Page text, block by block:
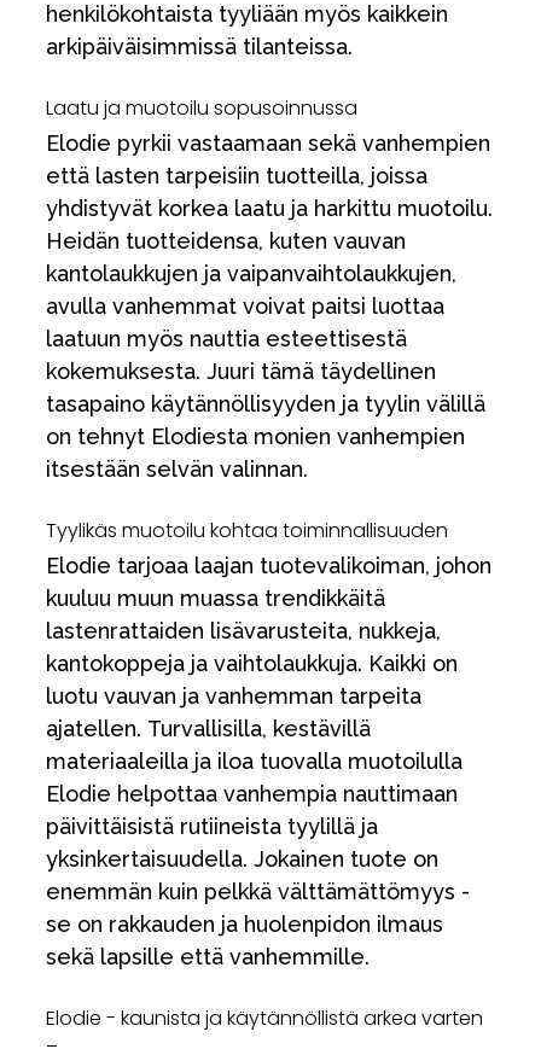
henkilökohtaista tyyliään myös kaikkein
arkipäiväisimmissä tilanteissa.
Laatu ja muotoilu sopusoinnussa
Elodie pyrkii vastaamaan sekä vanhempien
että lasten tarpeisiin tuotteilla, joissa
yhdistyvät korkea laatu ja harkittu muotoilu.
Heidän tuotteidensa, kuten vauvan
kantolaukkujen ja vaipanvaihtolaukkujen,
avulla vanhemmat voivat paitsi luottaa
laatuun myös nauttia esteettisestä
kokemuksesta. Juuri tämä täydellinen
tasapaino käytännöllisyyden ja tyylin välillä
on tehnyt Elodiesta monien vanhempien
itsestään selvän valinnan.
Tyylikäs muotoilu kohtaa toiminnallisuuden
Elodie tarjoaa laajan tuotevalikoiman, johon
kuuluu muun muassa trendikkäitä
lastenrattaiden lisävarusteita, nukkeja,
kantokoppeja ja vaihtolaukkuja. Kaikki on
luotu vauvan ja vanhemman tarpeita
ajatellen. Turvallisilla, kestävillä
materiaaleilla ja iloa tuovalla muotoilulla
Elodie helpottaa vanhempia nauttimaan
päivittäisistä rutiineista tyylillä ja
yksinkertaisuudella. Jokainen tuote on
enemmän kuin pelkkä välttämättömyys -
se on rakkauden ja huolenpidon ilmaus
sekä lapsille että vanhemmille.
Elodie - kaunista ja käytännöllistä arkea varten